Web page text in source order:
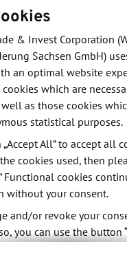
Smart Health, Smart
Sie in Vorträgen,
Informationen zu
NFC/RFID, IoT,
VR, Cyber Security,
der
zu den
Unternehmen,
& Invest Corporation
Sachsen GmbH)
an optimal website
which are
as those cookies
statistical purposes.
All” to accept all
cookies used, then
Functional cookies
without your consent.
and/or revoke your
you can use the button